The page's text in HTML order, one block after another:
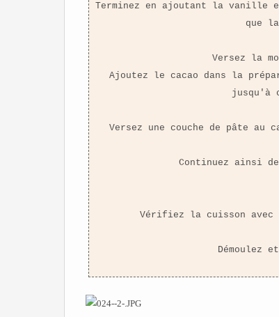
Terminez en ajoutant la vanille
que
Versez la
Ajoutez le cacao dans la
jusqu'à
Versez une couche de pâte au
Continuez ainsi
Vérifiez la cuisson